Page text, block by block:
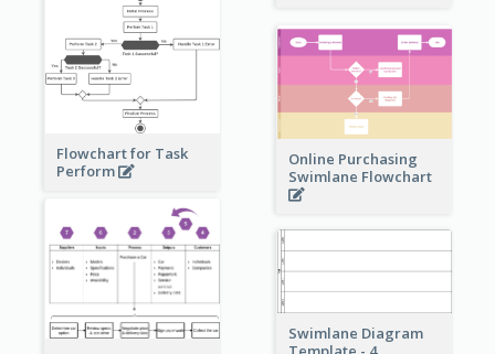
Flowchart for Task
Perform
Online Purchasing
Swimlane Flowchart
Swimlane Diagram